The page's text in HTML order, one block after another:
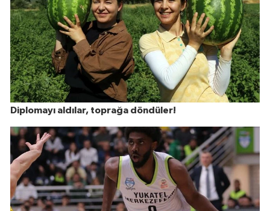
Diplomayı aldılar, toprağa döndüler!